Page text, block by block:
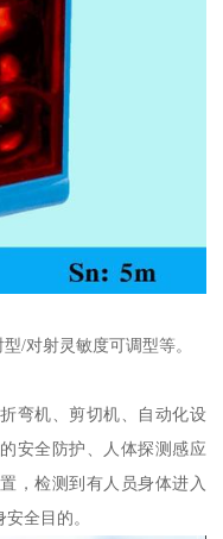
/对射灵敏度可调型等。
弯机、剪切机、自动化设
安全防护、人体探测感应
，检测到有人员身体进入
全目的。